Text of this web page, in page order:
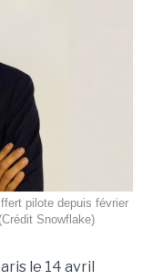
pilote depuis février
Snowflake)
le 14 avril